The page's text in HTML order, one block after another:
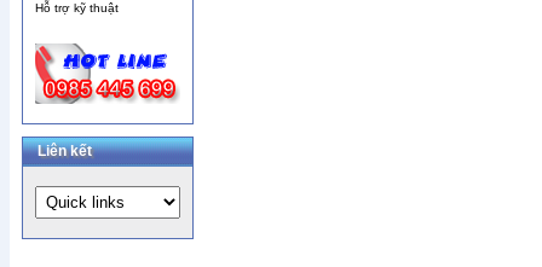
Hỗ trợ kỹ thuật
Liên kết